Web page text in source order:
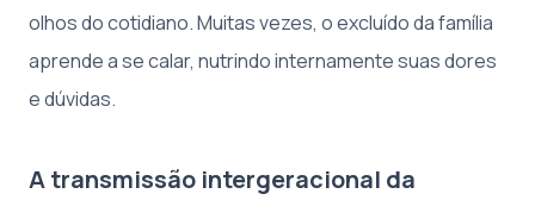
olhos do cotidiano. Muitas vezes, o excluído da família
aprende a se calar, nutrindo internamente suas dores
e dúvidas.
A transmissão intergeracional da